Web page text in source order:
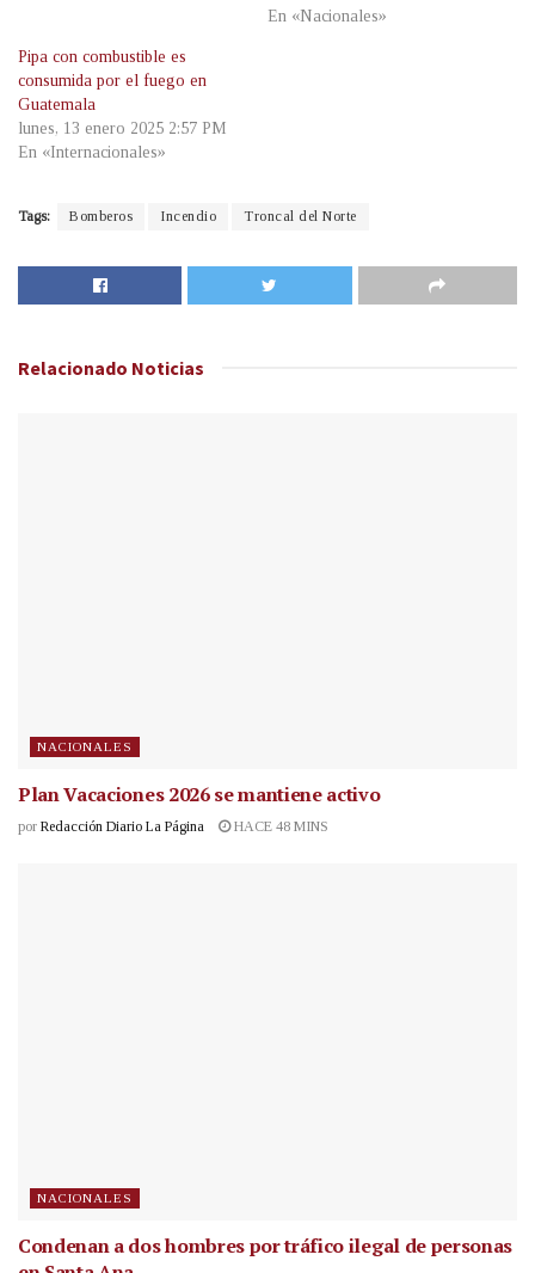
En «Nacionales»
Pipa con combustible es
consumida por el fuego en
Guatemala
lunes, 13 enero 2025 2:57 PM
En «Internacionales»
Tags: Bomberos Incendio Troncal del Norte
Relacionado Noticias
NACIONALES
Plan Vacaciones 2026 se mantiene activo
por Redacción Diario La Página HACE 48 MINS
NACIONALES
Condenan a dos hombres por tráfico ilegal de personas